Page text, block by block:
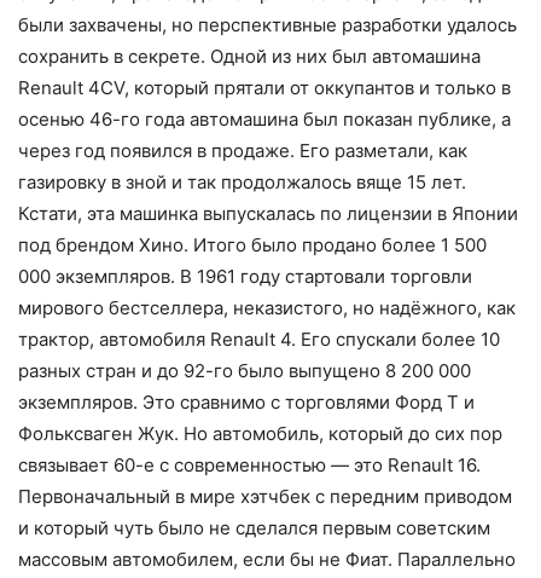
были захвачены, но перспективные разработки удалось
сохранить в секрете. Одной из них был автомашина
Renault 4CV, который прятали от оккупантов и только в
осенью 46-го года автомашина был показан публике, а
через год появился в продаже. Его разметали, как
газировку в зной и так продолжалось вяще 15 лет.
Кстати, эта машинка выпускалась по лицензии в Японии
под брендом Хино. Итого было продано более 1 500
000 экземпляров. В 1961 году стартовали торговли
мирового бестселлера, неказистого, но надёжного, как
трактор, автомобиля Renault 4. Его спускали более 10
разных стран и до 92-го было выпущено 8 200 000
экземпляров. Это сравнимо с торговлями Форд Т и
Фольксваген Жук. Но автомобиль, который до сих пор
связывает 60-е с современностью — это Renault 16.
Первоначальный в мире хэтчбек с передним приводом
и который чуть было не сделался первым советским
массовым автомобилем, если бы не Фиат. Параллельно